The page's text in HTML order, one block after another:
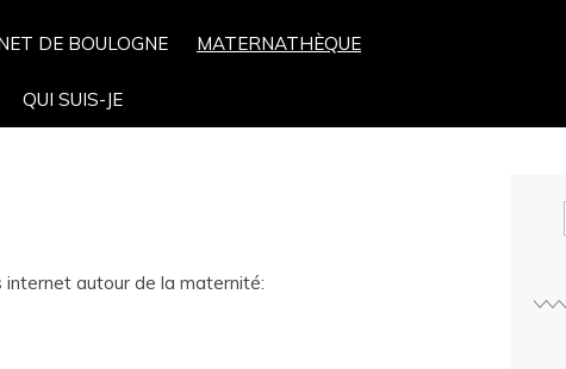
DE BOULOGNE MATERNATHÈQUE
QUI SUIS-JE
autour de la maternité: